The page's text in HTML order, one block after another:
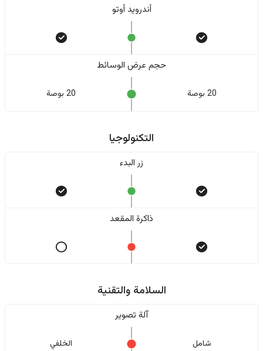
أندرويد أوتو
حجم عرض الوسائط
20 بوصة 20 بوصة
التكنولوجيا
زر البدء
ذاكرة المقعد
السلامة والتقنية
آلة تصوير
شامل الخلفي